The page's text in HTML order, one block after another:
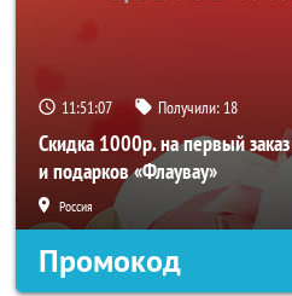
11:51:07 Получили: 18
Скидка 1000р. на первый
и подарков «Флаувау»
Россия
Промокод